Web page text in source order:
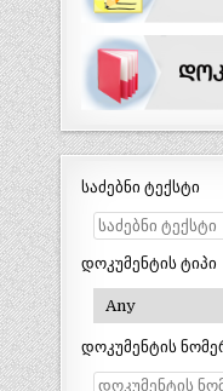
საძებნი ტექსტი
დოკუმენტის ტიპი
დოკუმენტის